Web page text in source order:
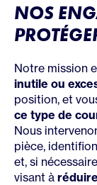
NOS
Notre mission
inutile ou
position, et
ce type de
Nous
pièce,
et, si
visant à